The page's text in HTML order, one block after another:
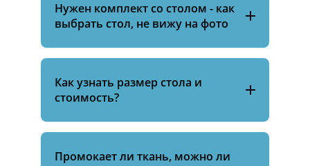
Нужен комплект со столом - как
выбрать стол, не вижу на фото
Как узнать размер стола и
стоимость?
Промокает ли ткань, можно ли